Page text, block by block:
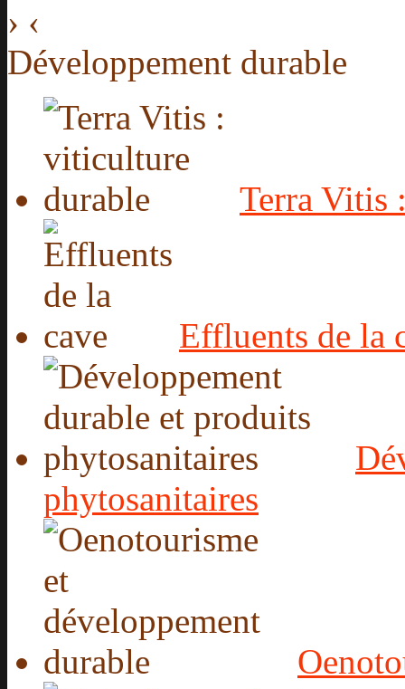
› ‹
Développement durable
Terra Vitis
Effluents de la
phytosanitaires